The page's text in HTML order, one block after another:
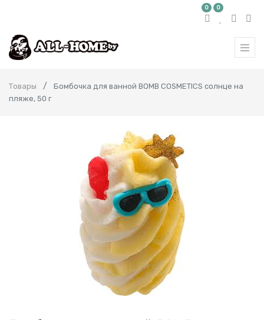
0 0
Товары
Бомбочка для ванной BOMB COSMETICS солнце на
пляже, 50 г